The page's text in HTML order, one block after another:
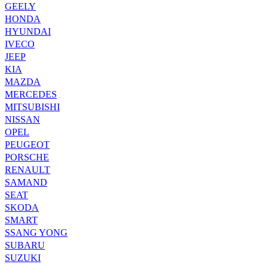
GEELY
HONDA
HYUNDAI
IVECO
JEEP
KIA
MAZDA
MERCEDES
MITSUBISHI
NISSAN
OPEL
PEUGEOT
PORSCHE
RENAULT
SAMAND
SEAT
SKODA
SMART
SSANG YONG
SUBARU
SUZUKI